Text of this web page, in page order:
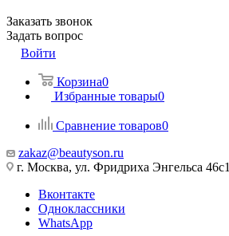
Заказать звонок
Задать вопрос
Войти
Корзина0
Избранные товары0
Сравнение товаров0
zakaz@beautyson.ru
г. Москва, ул. Фридриха Энгельса 46с1
Вконтакте
Одноклассники
WhatsApp